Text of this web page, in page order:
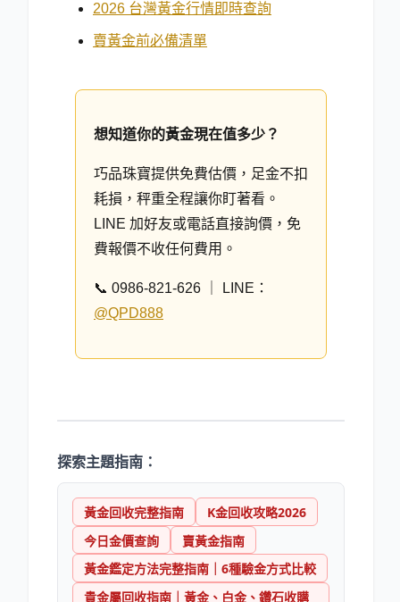
2026 台灣黃金行情即時查詢
賣黃金前必備清單
想知道你的黃金現在值多少？
巧品珠寶提供免費估價，足金不扣
耗損，秤重全程讓你盯著看。
LINE 加好友或電話直接詢價，免
費報價不收任何費用。
📞 0986-821-626 ｜ LINE：
@QPD888
探索主題指南：
黃金回收完整指南
K金回收攻略2026
今日金價查詢
賣黃金指南
黃金鑑定方法完整指南｜6種驗金方式比較
貴金屬回收指南｜黃金、白金、鑽石收購